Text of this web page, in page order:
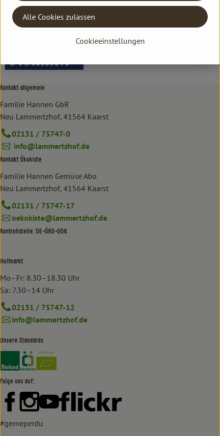
Deutschland
bioladen
Kontakt allgemein
Familie Hannen GbR
Neu Lammertzhof, 41564 Kaarst
02131 / 75747-0
info@lammertzhof.de
Kontakt Ökokiste
Familie Hannen Gemüse Abo
Neu Lammertzhof, 41564 Kaarst
02131 / 75747-17
oekokiste@lammertzhof.de
Kontrollstelle: DE-ÖKO-006
Hofmarkt
Mo–Fr: 8.30–18.30 Uhr
Sa: 7.30–14 Uhr
02131 / 75747-12
info@lammertzhof.de
Unsere Standards
Externer Link zu https://www.bioland.de/verbraucher
Externer Link zu https://www.oekokiste.de/
Folge uns auf:
Externer Link zu https://www.facebook.com/lammertzhof/
Externer Link zu https://www.instagram.com/
Externer Link zu https://www.youtube.com/
Externer Link zu https://
#gerneperdu
Cookieeinstellungen
Alle Cookies zulassen